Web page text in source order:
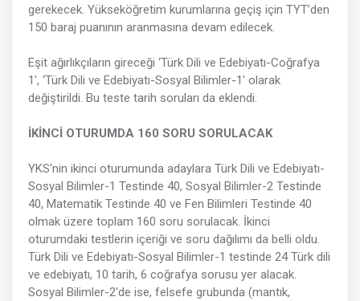
gerekecek. Yükseköğretim kurumlarına geçiş için TYT’den
150 baraj puanının aranmasına devam edilecek.
Eşit ağırlıkçıların gireceği ‘Türk Dili ve Edebiyatı-Coğrafya
1', ‘Türk Dili ve Edebiyatı-Sosyal Bilimler-1' olarak
değiştirildi. Bu teste tarih soruları da eklendi.
İKİNCİ OTURUMDA 160 SORU SORULACAK
YKS'nin ikinci oturumunda adaylara Türk Dili ve Edebiyatı-
Sosyal Bilimler-1 Testinde 40, Sosyal Bilimler-2 Testinde
40, Matematik Testinde 40 ve Fen Bilimleri Testinde 40
olmak üzere toplam 160 soru sorulacak. İkinci
oturumdaki testlerin içeriği ve soru dağılımı da belli oldu.
Türk Dili ve Edebiyatı-Sosyal Bilimler-1 testinde 24 Türk dili
ve edebiyatı, 10 tarih, 6 coğrafya sorusu yer alacak.
Sosyal Bilimler-2'de ise, felsefe grubunda (mantık,